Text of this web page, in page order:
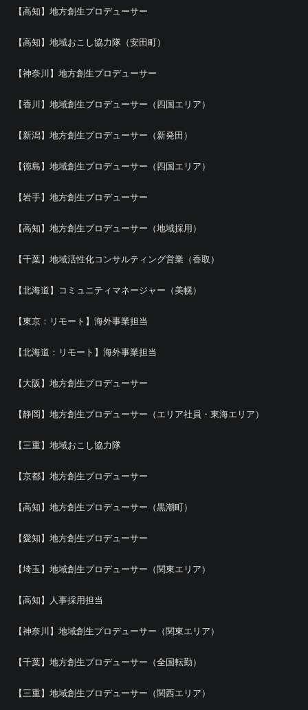
【高知】地方創生プロデューサー
【高知】地域おこし協力隊（安田町）
【神奈川】地方創生プロデューサー
【香川】地域創生プロデューサー（四国エリア）
【新潟】地方創生プロデューサー（新発田）
【徳島】地域創生プロデューサー（四国エリア）
【岩手】地方創生プロデューサー
【高知】地方創生プロデューサー（地域採用）
【千葉】地域活性化コンサルティング営業（香取）
【北海道】コミュニティマネージャー（美幌）
【東京：リモート】海外事業担当
【北海道：リモート】海外事業担当
【大阪】地方創生プロデューサー
【静岡】地方創生プロデューサー（エリア社員・東海エリア）
【三重】地域おこし協力隊
【京都】地方創生プロデューサー
【高知】地方創生プロデューサー（黒潮町）
【愛知】地方創生プロデューサー
【埼玉】地域創生プロデューサー（関東エリア）
【高知】人事採用担当
【神奈川】地域創生プロデューサー（関東エリア）
【千葉】地方創生プロデューサー（全国転勤）
【三重】地域創生プロデューサー（関西エリア）